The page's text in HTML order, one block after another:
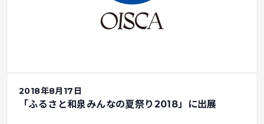
2018年8月17日
「ふるさと和泉みんなの夏祭り2018」に出展